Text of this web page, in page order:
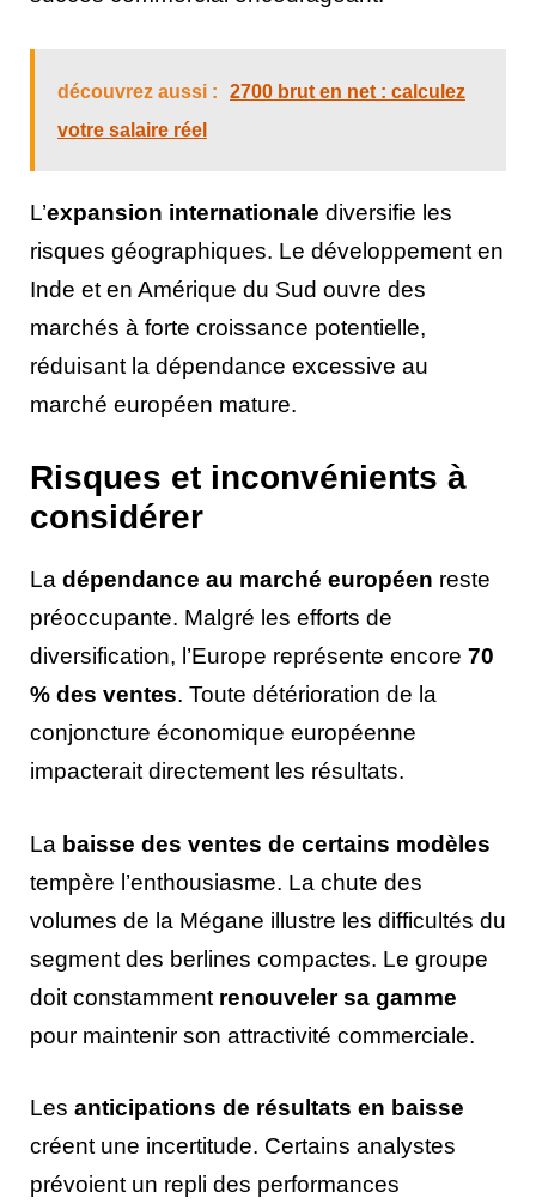
découvrez aussi :
2700 brut en net : calculez
votre salaire réel
L’expansion internationale diversifie les
risques géographiques. Le développement en
Inde et en Amérique du Sud ouvre des
marchés à forte croissance potentielle,
réduisant la dépendance excessive au
marché européen mature.
Risques et inconvénients à
considérer
La dépendance au marché européen reste
préoccupante. Malgré les efforts de
diversification, l’Europe représente encore 70
% des ventes. Toute détérioration de la
conjoncture économique européenne
impacterait directement les résultats.
La baisse des ventes de certains modèles
tempère l’enthousiasme. La chute des
volumes de la Mégane illustre les difficultés du
segment des berlines compactes. Le groupe
doit constamment renouveler sa gamme
pour maintenir son attractivité commerciale.
Les anticipations de résultats en baisse
créent une incertitude. Certains analystes
prévoient un repli des performances